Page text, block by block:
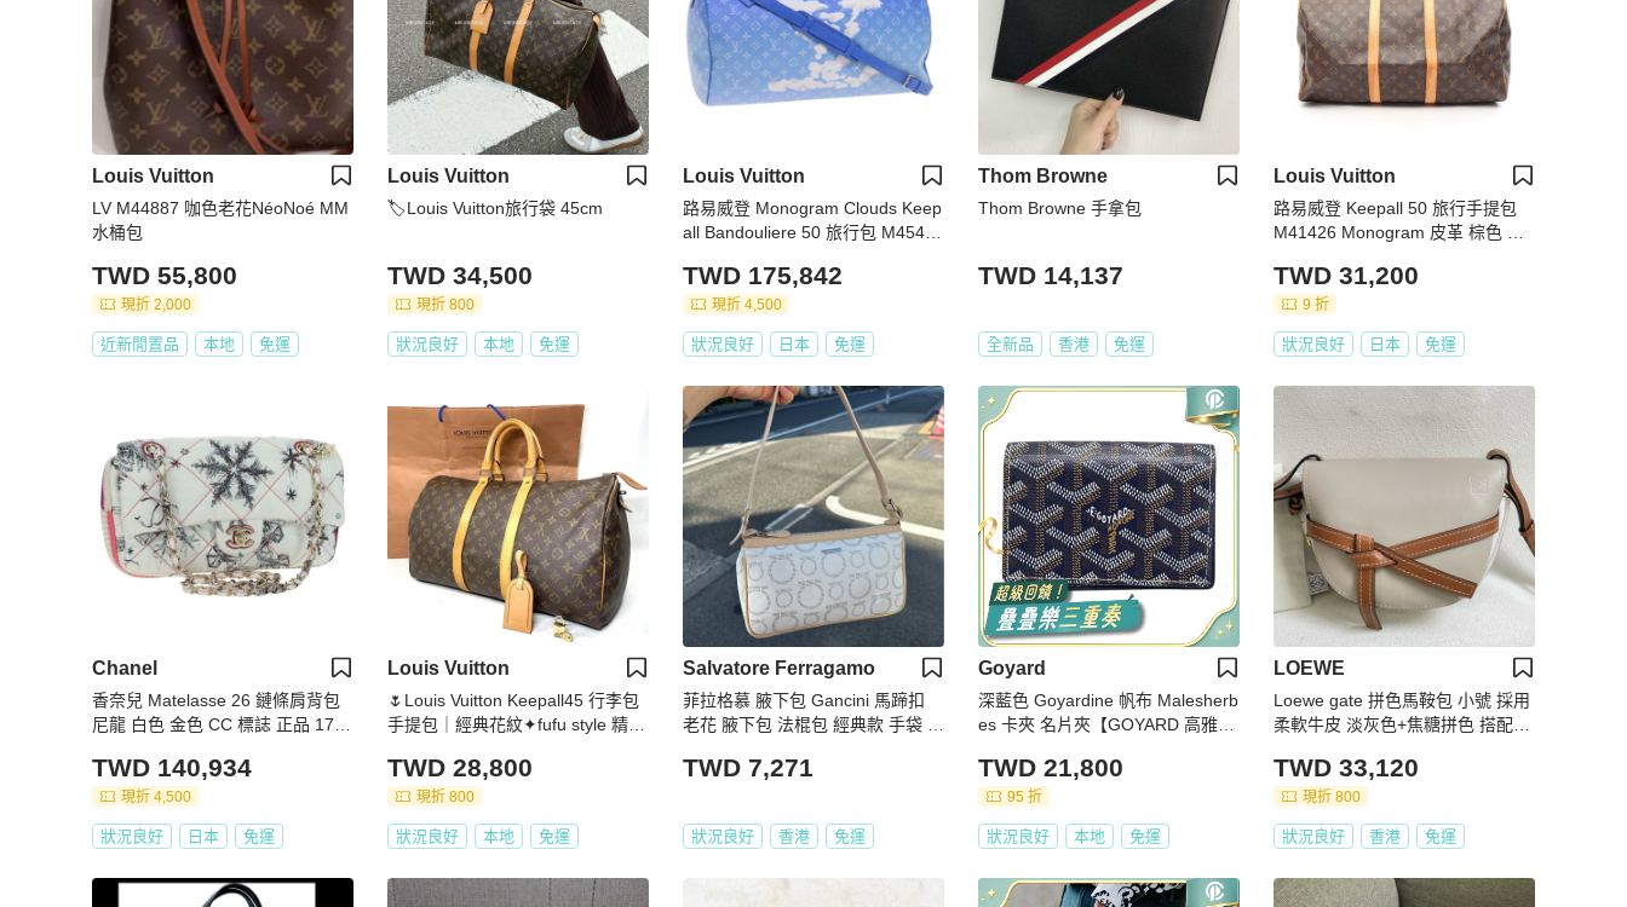
Louis Vuitton
LV M44887 咖色老花NéoNoé MM
水桶包
TWD 55,800
現折 2,000
近新閒置品 本地 免運
Louis Vuitton
🏷Louis Vuitton旅行袋 45cm
TWD 34,500
現折 800
狀況良好 本地 免運
Louis Vuitton
路易威登 Monogram Clouds Keep
all Bandouliere 50 旅行包 M45428
TWD 175,842
現折 4,500
狀況良好 日本 免運
Thom Browne
Thom Browne 手拿包
TWD 14,137
全新品 香港 免運
Louis Vuitton
路易威登 Keepall 50 旅行手提包
M41426 Monogram 皮革 棕色 二
TWD 31,200
9 折
狀況良好 日本 免運
Chanel
香奈兒 Matelasse 26 鏈條肩背包
尼龍 白色 金色 CC 標誌 正品 1765
TWD 140,934
現折 4,500
狀況良好 日本 免運
Louis Vuitton
🌷Louis Vuitton Keepall45 行李包
手提包｜經典花紋✦fufu style 精品
TWD 28,800
現折 800
狀況良好 本地 免運
Salvatore Ferragamo
菲拉格慕 腋下包 Gancini 馬蹄扣
老花 腋下包 法棍包 經典款 手袋 單
風 Salvatore Ferragamo shoulder
TWD 7,271
狀況良好 香港 免運
Goyard
深藍色 Goyardine 帆布 Malesherb
es 卡夾 名片夾【GOYARD 高雅
TWD 21,800
95 折
狀況良好 本地 免運
LOEWE
Loewe gate 拼色馬鞍包 小號 採用
柔軟牛皮 淡灰色+焦糖拼色 搭配標
TWD 33,120
現折 800
狀況良好 香港 免運